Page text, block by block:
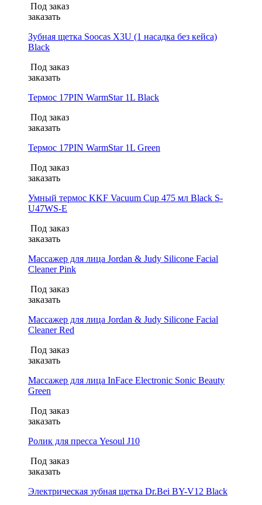
Под заказ
заказать
Зубная щетка Soocas X3U (1 насадка без кейса)
Black
Под заказ
заказать
Термос 17PIN WarmStar 1L Black
Под заказ
заказать
Термос 17PIN WarmStar 1L Green
Под заказ
заказать
Умный термос KKF Vacuum Cup 475 мл Black S-
U47WS-E
Под заказ
заказать
Массажер для лица Jordan & Judy Silicone Facial
Cleaner Pink
Под заказ
заказать
Массажер для лица Jordan & Judy Silicone Facial
Cleaner Red
Под заказ
заказать
Массажер для лица InFace Electronic Sonic Beauty
Green
Под заказ
заказать
Ролик для пресса Yesoul J10
Под заказ
заказать
Электрическая зубная щетка Dr.Bei BY-V12 Black